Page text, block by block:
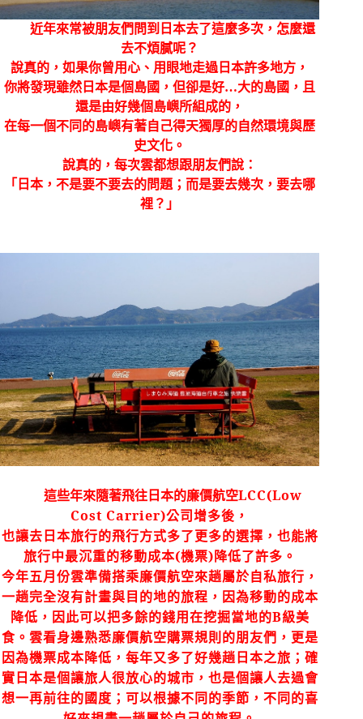
近年來常被朋友們問到日本去了這麼多次，怎麼還
去不煩膩呢？
說真的，如果你曾用心、用眼地走過日本許多地方，
你將發現雖然日本是個島國，但卻是好…大的島國，且
還是由好幾個島嶼所組成的，
在每一個不同的島嶼有著自己得天獨厚的自然環境與歷
史文化。
說真的，每次雲都想跟朋友們說：
「日本，不是要不要去的問題；而是要去幾次，要去哪
裡？」
這些年來隨著飛往日本的廉價航空LCC(Low
Cost Carrier)公司增多後，
也讓去日本旅行的飛行方式多了更多的選擇，也能將
旅行中最沉重的移動成本(機票)降低了許多。
今年五月份雲準備搭乘廉價航空來趟屬於自私旅行，
一趟完全沒有計畫與目的地的旅程，因為移動的成本
降低，因此可以把多餘的錢用在挖掘當地的B級美
食。雲看身邊熟悉廉價航空購票規則的朋友們，更是
因為機票成本降低，每年又多了好幾趟日本之旅；確
實日本是個讓旅人很放心的城市，也是個讓人去過會
想一再前往的國度；可以根據不同的季節，不同的喜